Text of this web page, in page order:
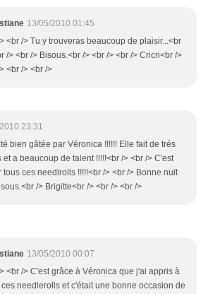
13/05/2010 01:45
<br /> Tu y trouveras beaucoup de plaisir...<br
/> <br /> Bisous.<br /> <br /> <br /> Cricri<br />
<br /> <br />
23:31
bien gâtée par Véronica !!!!!! Elle fait de trés
et a beaucoup de talent !!!!!<br /> <br /> C'est
tous ces needlrolls !!!!!<br /> <br /> Bonne nuit
/> Brigitte<br /> <br /> <br />
13/05/2010 00:07
<br /> C'est grâce à Véronica que j'ai appris à
needlerolls et c'était une bonne occasion de